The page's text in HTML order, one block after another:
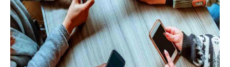
هواتف وموبايلات
كمبيتور ولابتوب
شروحات